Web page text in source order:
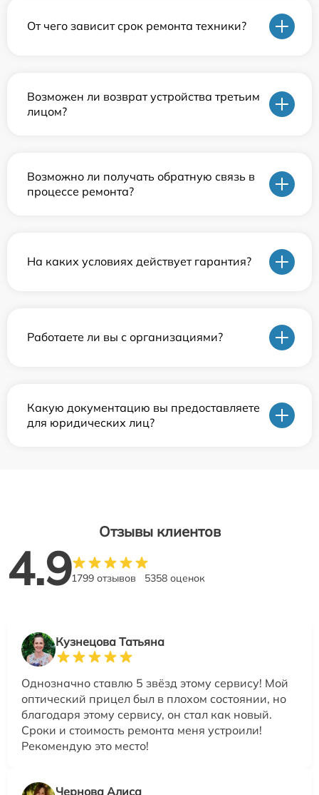
От чего зависит срок ремонта техники?
Возможен ли возврат устройства третьим
лицом?
Возможно ли получать обратную связь в
процессе ремонта?
На каких условиях действует гарантия?
Работаете ли вы с организациями?
Какую документацию вы предоставляете
для юридических лиц?
Отзывы клиентов
4.91799 отзывов 5358 оценок
Кузнецова Татьяна
Однозначно ставлю 5 звёзд этому сервису! Мой
оптический прицел был в плохом состоянии, но
благодаря этому сервису, он стал как новый.
Сроки и стоимость ремонта меня устроили!
Рекомендую это место!
Чернова Алиса